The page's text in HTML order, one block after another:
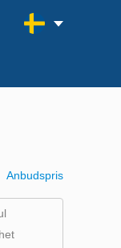
Anbudspris